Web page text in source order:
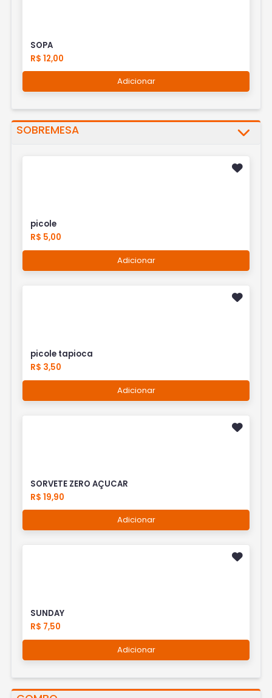
SOPA
R$ 12,00
Adicionar
SOBREMESA
picole
R$ 5,00
Adicionar
picole tapioca
R$ 3,50
Adicionar
SORVETE ZERO AÇUCAR
R$ 19,90
Adicionar
SUNDAY
R$ 7,50
Adicionar